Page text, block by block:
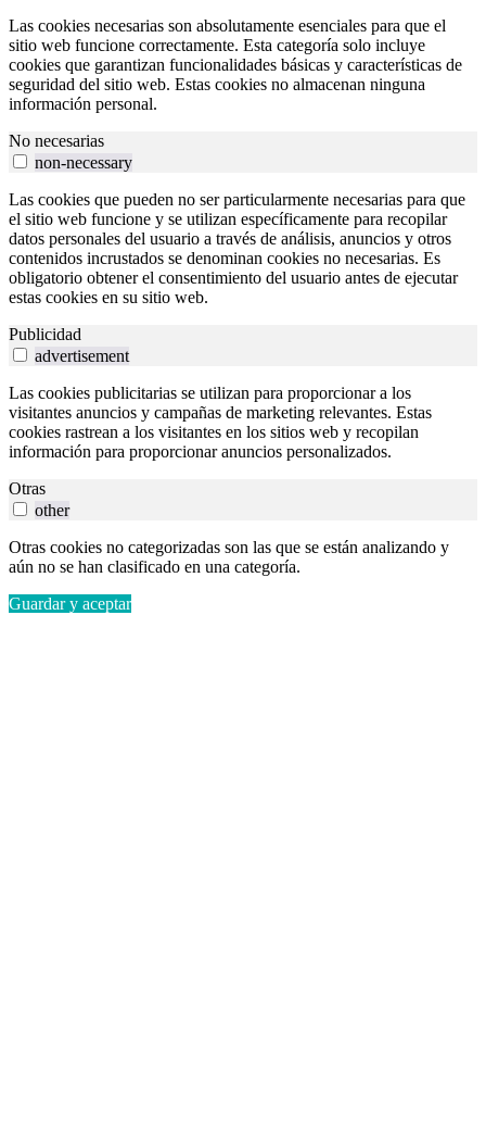
Las cookies necesarias son absolutamente esenciales para que el
sitio web funcione correctamente. Esta categoría solo incluye
cookies que garantizan funcionalidades básicas y características de
seguridad del sitio web. Estas cookies no almacenan ninguna
información personal.
No necesarias
non-necessary
Las cookies que pueden no ser particularmente necesarias para que
el sitio web funcione y se utilizan específicamente para recopilar
datos personales del usuario a través de análisis, anuncios y otros
contenidos incrustados se denominan cookies no necesarias. Es
obligatorio obtener el consentimiento del usuario antes de ejecutar
estas cookies en su sitio web.
Publicidad
advertisement
Las cookies publicitarias se utilizan para proporcionar a los
visitantes anuncios y campañas de marketing relevantes. Estas
cookies rastrean a los visitantes en los sitios web y recopilan
información para proporcionar anuncios personalizados.
Otras
other
Otras cookies no categorizadas son las que se están analizando y
aún no se han clasificado en una categoría.
Guardar y aceptar